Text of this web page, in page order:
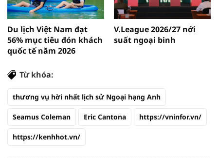
Du lịch Việt Nam đạt
56% mục tiêu đón khách
quốc tế năm 2026
V.League 2026/27 nới
suất ngoại binh
Từ khóa:
thương vụ hời nhất lịch sử Ngoại hạng Anh
Seamus Coleman Eric Cantona https://vninfor.vn/
https://kenhhot.vn/